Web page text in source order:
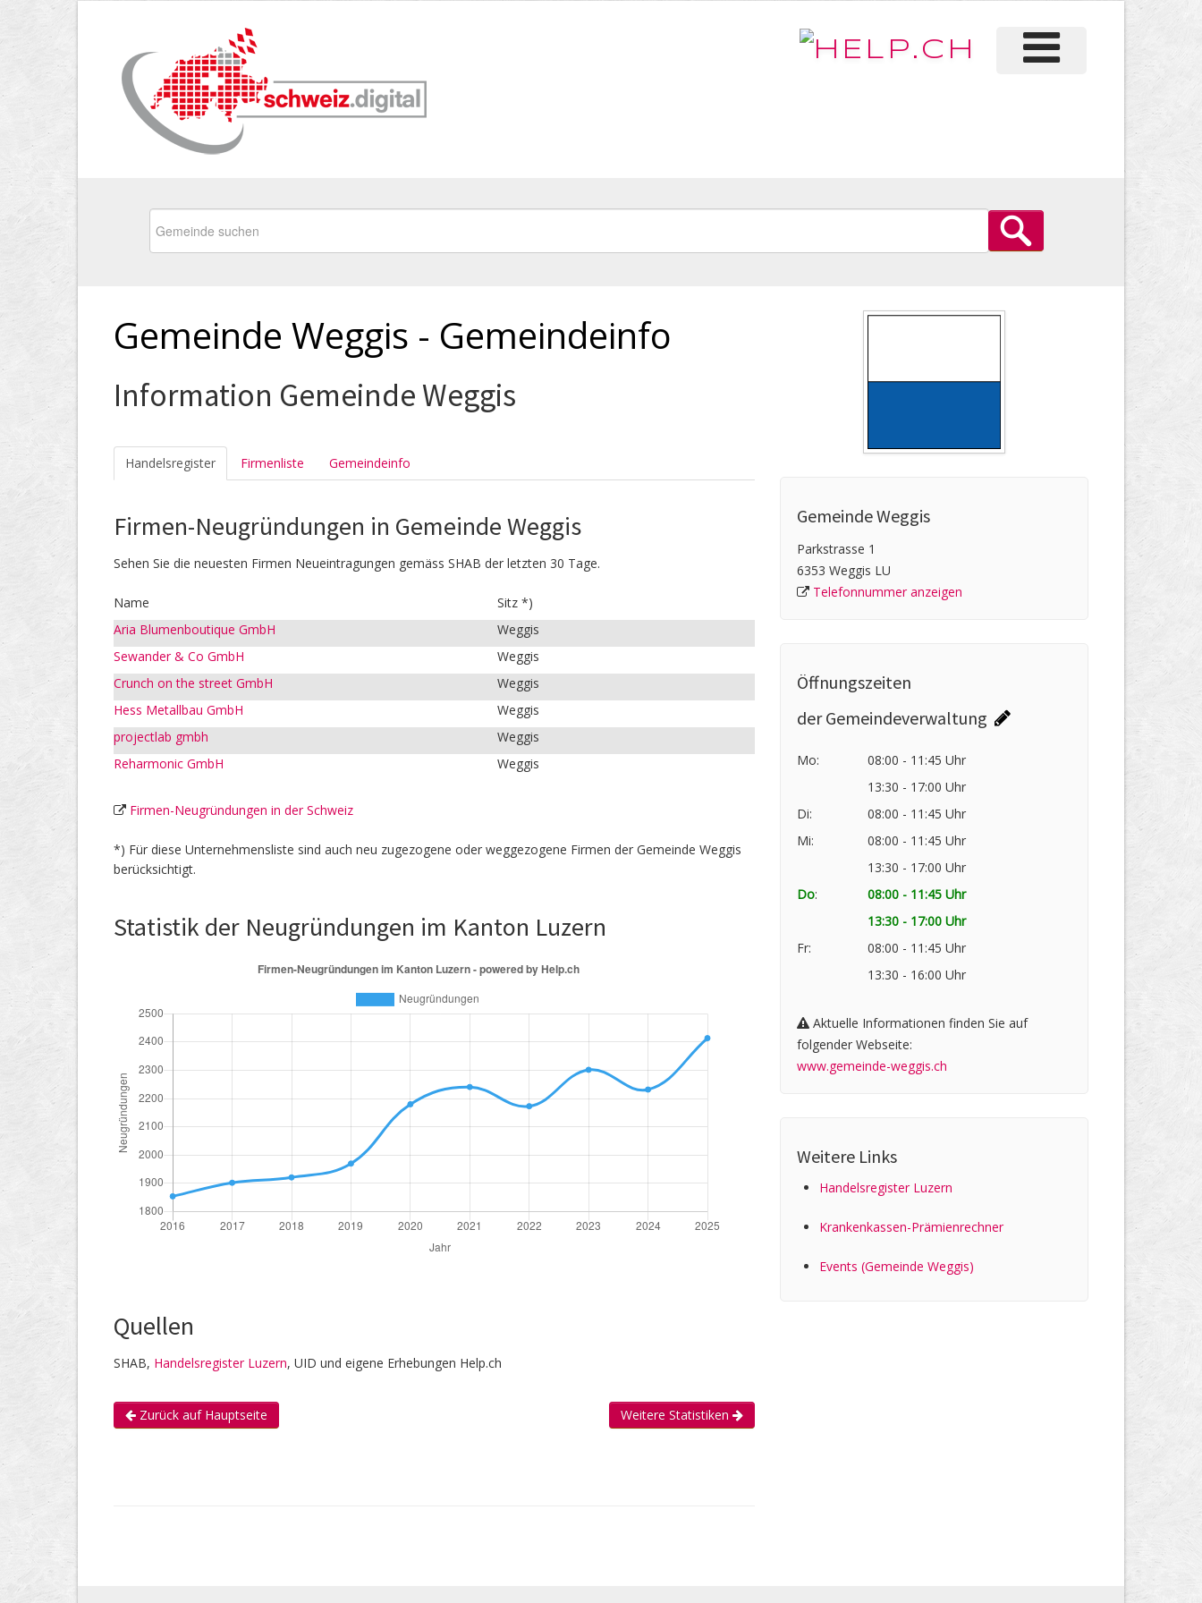
Gemeinde Weggis - Gemeindeinfo
Information Gemeinde Weggis
Handelsregister Firmenliste Gemeindeinfo
Firmen-Neugründungen in Gemeinde Weggis
Sehen Sie die neuesten Firmen Neueintragungen gemäss SHAB der letzten 30 Tage.
Name
Sitz *)
Aria Blumenboutique GmbH
Weggis
Sewander & Co GmbH
Weggis
Crunch on the street GmbH
Weggis
Hess Metallbau GmbH
Weggis
projectlab gmbh
Weggis
Reharmonic GmbH
Weggis
Firmen-Neugründungen in der Schweiz
*) Für diese Unternehmensliste sind auch neu zugezogene oder weggezogene Firmen der Gemeinde Weggis
berücksichtigt.
Statistik der Neugründungen im Kanton Luzern
Quellen
SHAB, Handelsregister Luzern, UID und eigene Erhebungen Help.ch
Zurück auf Hauptseite Weitere Statistiken
Gemeinde Weggis
Parkstrasse 1
6353 Weggis LU
Telefonnummer anzeigen
Öffnungszeiten
der Gemeindeverwaltung
Mo:
08:00 - 11:45 Uhr
13:30 - 17:00 Uhr
Di:
08:00 - 11:45 Uhr
Mi:
08:00 - 11:45 Uhr
13:30 - 17:00 Uhr
Do:
08:00 - 11:45 Uhr
13:30 - 17:00 Uhr
Fr:
08:00 - 11:45 Uhr
13:30 - 16:00 Uhr
Aktuelle Informationen finden Sie auf
folgender Webseite:
www.gemeinde-weggis.ch
Weitere Links
Handelsregister Luzern
Kranken­kassen-Prämien­rechner
Events (Gemeinde Weggis)